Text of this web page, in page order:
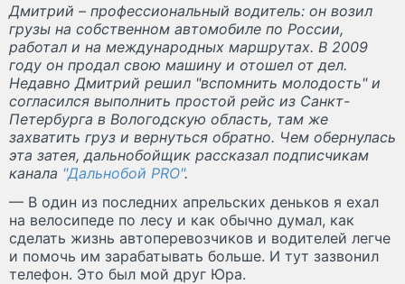
Дмитрий – профессиональный водитель: он возил
грузы на собственном автомобиле по России,
работал и на международных маршрутах. В 2009
году он продал свою машину и отошел от дел.
Недавно Дмитрий решил "вспомнить молодость" и
согласился выполнить простой рейс из Санкт-
Петербурга в Вологодскую область, там же
захватить груз и вернуться обратно. Чем обернулась
эта затея, дальнобойщик рассказал подписчикам
канала "Дальнобой PRO".
— В один из последних апрельских деньков я ехал
на велосипеде по лесу и как обычно думал, как
сделать жизнь автоперевозчиков и водителей легче
и помочь им зарабатывать больше. И тут зазвонил
телефон. Это был мой друг Юра.